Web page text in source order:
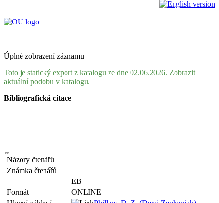
Úplné zobrazení záznamu
Toto je statický export z katalogu ze dne 02.06.2026. Zobrazit
aktuální podobu v katalogu.
Bibliografická citace
Názory čtenářů
Známka čtenářů
EB
Formát
ONLINE